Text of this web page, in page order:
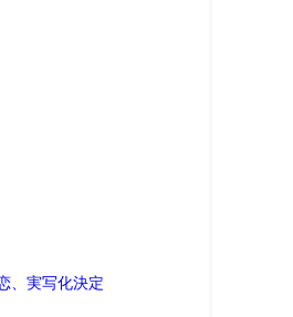
、実写化決定